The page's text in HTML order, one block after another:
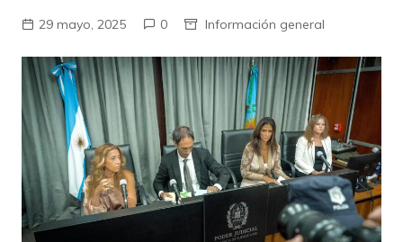
29 mayo, 2025 0 Información general